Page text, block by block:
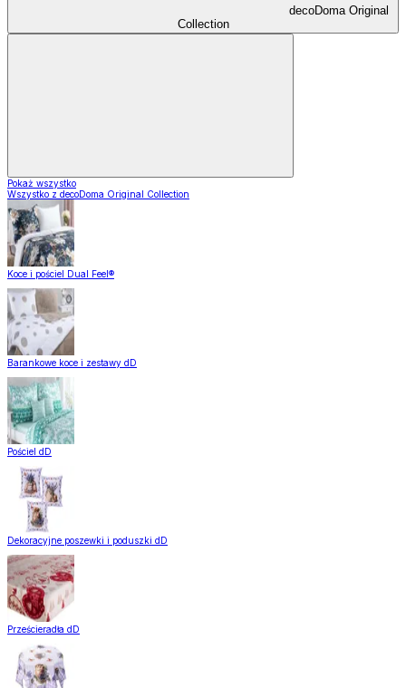
decoDoma Original
Collection
Pokaż wszystko
Wszystko z decoDoma Original Collection
Koce i pościel Dual Feel®
Barankowe koce i zestawy dD
Pościel dD
Dekoracyjne poszewki i poduszki dD
Prześcieradła dD